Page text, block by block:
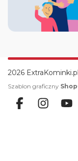
2026
Szablon graficzny